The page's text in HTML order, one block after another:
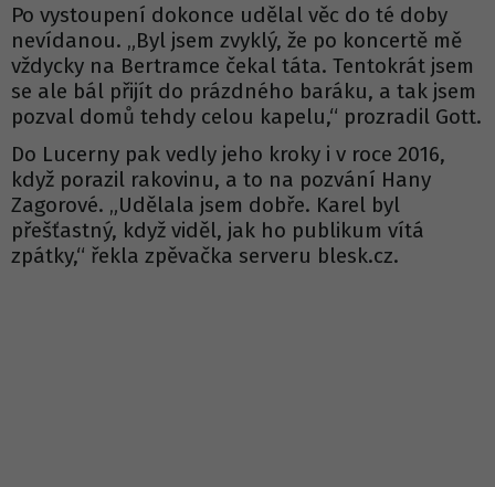
Po vystoupení dokonce udělal věc do té doby
nevídanou. „Byl jsem zvyklý, že po koncertě mě
vždycky na Bertramce čekal táta. Tentokrát jsem
se ale bál přijít do prázdného baráku, a tak jsem
pozval domů tehdy celou kapelu,“ prozradil Gott.
Do Lucerny pak vedly jeho kroky i v roce 2016,
když porazil rakovinu, a to na pozvání Hany
Zagorové. „Udělala jsem dobře. Karel byl
přešťastný, když viděl, jak ho publikum vítá
zpátky,“ řekla zpěvačka serveru blesk.cz.